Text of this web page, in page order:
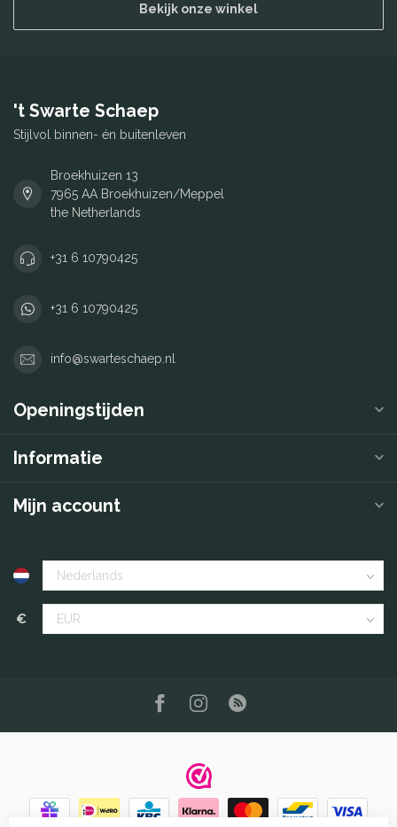
Bekijk onze winkel
't Swarte Schaep
Stijlvol binnen- én buitenleven
Broekhuizen 13
7965 AA Broekhuizen/Meppel
the Netherlands
+31 6 10790425
+31 6 10790425
info@swarteschaep.nl
Openingstijden
Informatie
Mijn account
€